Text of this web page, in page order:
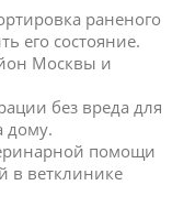
раненого
его состояние.
Москвы и
без вреда для
дому.
помощи
в ветклинике